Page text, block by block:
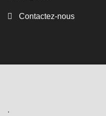
Contactez-nous
.